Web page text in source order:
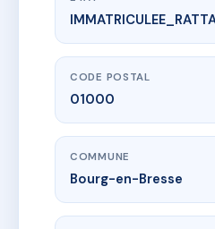
www.vme.plus/
Copropriété Des
10 r victor basch01000
CODE POSTAL
01000
COMMUNE
Bourg-en-Bresse